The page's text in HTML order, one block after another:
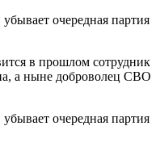
в прошлом сотрудник
а ныне доброволец СВО